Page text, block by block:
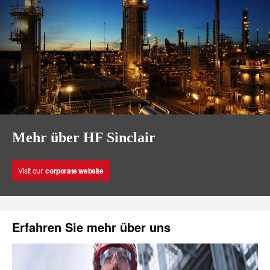
Mehr über HF Sinclair
Visit our corporate website
Erfahren Sie mehr über uns